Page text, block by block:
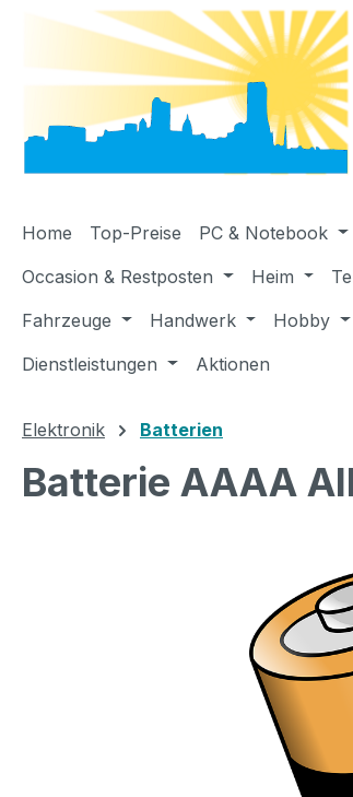
Hauptinhalt springen
Zur Suche springen
Zur Hauptnavigation springen
Home Top-Preise PC & Notebook
Occasion & Restposten
Heim
Fahrzeuge
Handwerk Hobby
Dienstleistungen
Aktionen
Elektronik Batterien
Batterie AAAA